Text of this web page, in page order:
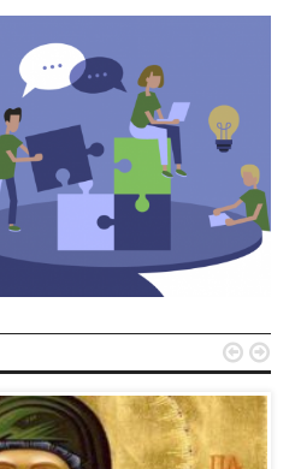
 